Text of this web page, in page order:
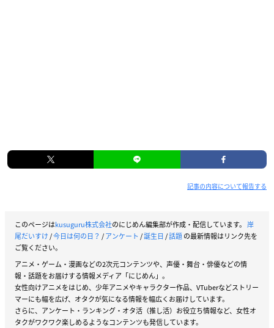
記事の内容について報告する
このページはkusuguru株式会社のにじめん編集部が作成・配信しています。 岸
尾だいすけ/今日は何の日？ /アンケート /誕生日/話題の最新情報はリンク先を
ご覧ください。
アニメ・ゲーム・漫画などの2次元コンテンツや、声優・舞台・俳優などの情
報・話題をお届けする情報メディア「にじめん」。
女性向けアニメをはじめ、少年アニメやキャラクター作品、VTuberなどストリー
マーにも幅を広げ、オタクが気になる情報を幅広くお届けしています。
さらに、アンケート・ランキング・オタ活（推し活）お役立ち情報など、女性オ
タクがワクワク楽しめるようなコンテンツも発信しています。